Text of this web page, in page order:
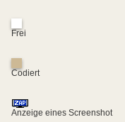
Frei
Codiert
Anzeige eines Screenshot